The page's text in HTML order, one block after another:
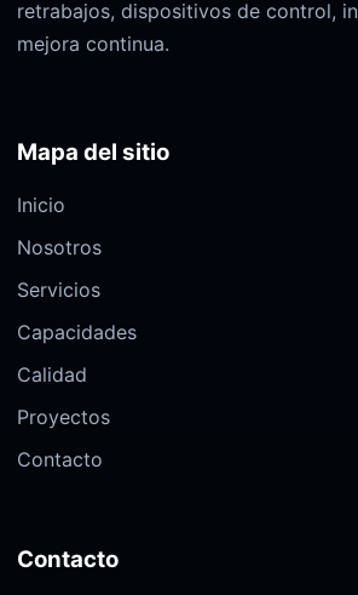
retrabajos, dispositivos de control,
mejora continua.
Mapa del sitio
Inicio
Nosotros
Servicios
Capacidades
Calidad
Proyectos
Contacto
Contacto